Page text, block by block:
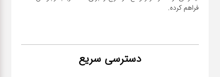
فراهم کرده.
دسترسی سریع